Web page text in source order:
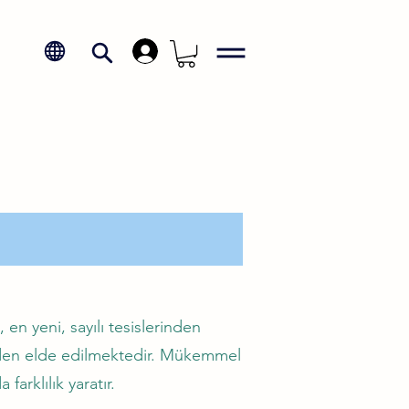
.
yeni, sayılı tesislerinden
elde edilmektedir. Mükemmel
yaratır.